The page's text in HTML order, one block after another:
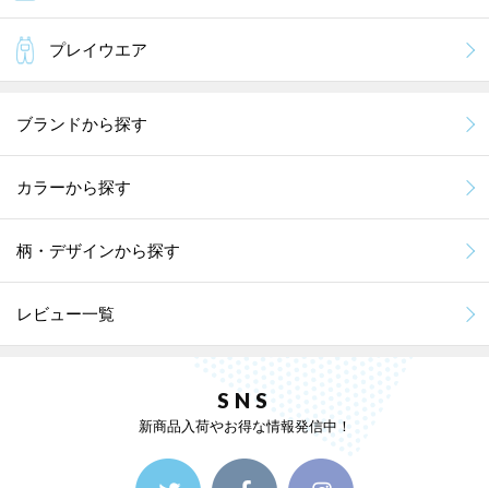
プレイウエア
ブランドから探す
カラーから探す
柄・デザインから探す
レビュー一覧
SNS
新商品入荷やお得な情報発信中！